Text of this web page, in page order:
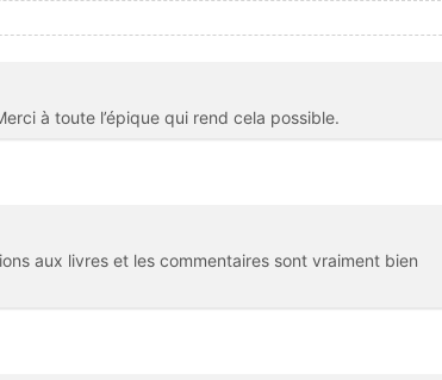
à toute l’épique qui rend cela possible.
aux livres et les commentaires sont vraiment bien